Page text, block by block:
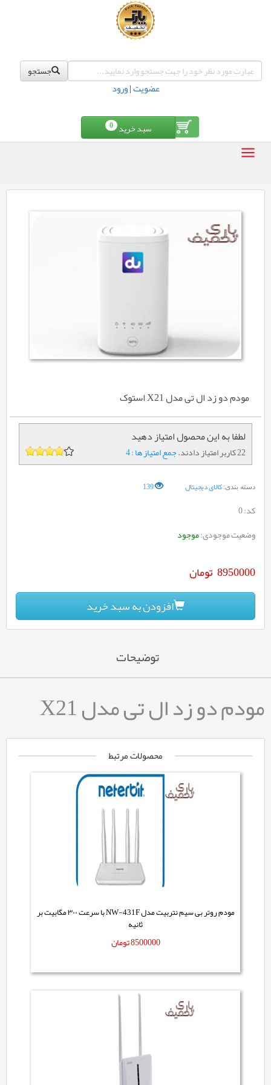
جستجو
عضویت|ورود
سبد خرید 0
مودم دو زد ال تی مدل X21 استوک
لطفا به این محصول امتیاز دهید
22 کاربر امتیاز دادند. جمع امتیاز ها : 4
دسته بندی: کالای دیجیتال 139
کد:0
وضعیت موجودی:موجود
8950000 تومان
افزودن به سبد خرید
توضیحات
مودم دو زد ال تی مدل X21
محصولات مرتبط
مودم روتر بی سیم نتربیت مدل NW-431F با سرعت ۳۰۰ مگابیت بر
ثانیه
8500000تومان